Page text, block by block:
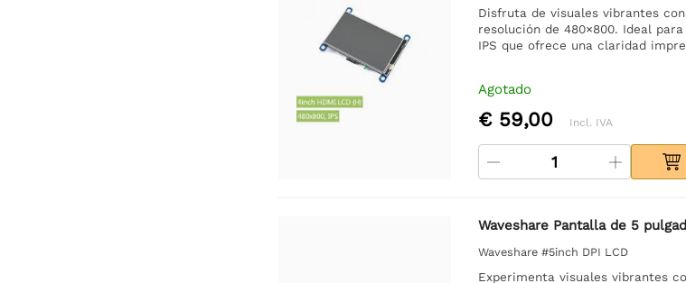
Disfruta de visuales vibrantes
resolución de 480×800. Ideal
IPS que ofrece una claridad
Agotado
€ 59,00 Incl. IVA
Waveshare Pantalla de 5
Waveshare #5inch DPI LCD
Experimenta visuales vibrantes